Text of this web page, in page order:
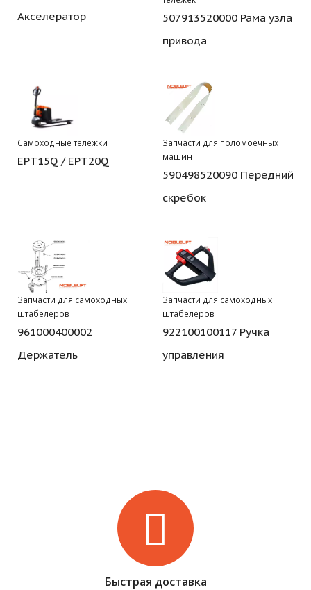
Акселератор
507913520000 Рама узла
привода
Самоходные тележки
EPT15Q / EPT20Q
Запчасти для поломоечных
машин
590498520090 Передний
скребок
Запчасти для самоходных
штабелеров
961000400002
Держатель
Запчасти для самоходных
штабелеров
922100100117 Ручка
управления
Быстрая доставка